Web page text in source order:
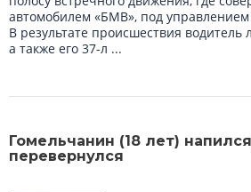
автомобилем «БМВ», под управлением
В результате происшествия водитель
а также его 37-л ...
Гомельчанин (18 лет)
перевернулся